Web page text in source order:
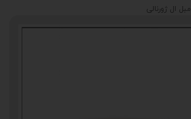
مبل ال ژورنالی